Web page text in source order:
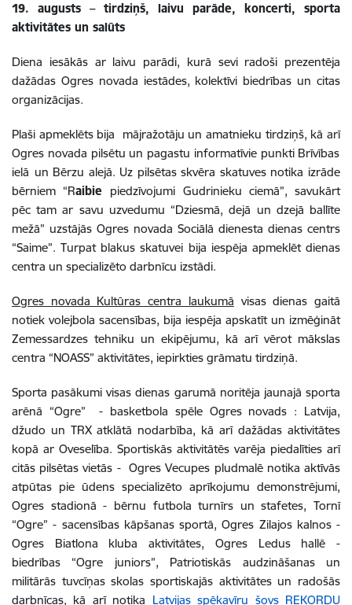
19. augusts – tirdziņš, laivu parāde, koncerti, sporta
aktivitātes un salūts
Diena iesākās ar laivu parādi, kurā sevi radoši prezentēja
dažādas Ogres novada iestādes, kolektīvi biedrības un citas
organizācijas.
Plaši apmeklēts bija mājražotāju un amatnieku tirdziņš, kā arī
Ogres novada pilsētu un pagastu informatīvie punkti Brīvības
ielā un Bērzu alejā. Uz pilsētas skvēra skatuves notika izrāde
bērniem “Raibie piedzīvojumi Gudrinieku ciemā”, savukārt
pēc tam ar savu uzvedumu “Dziesmā, dejā un dzejā ballīte
mežā” uzstājās Ogres novada Sociālā dienesta dienas centrs
“Saime”. Turpat blakus skatuvei bija iespēja apmeklēt dienas
centra un specializēto darbnīcu izstādi.
Ogres novada Kultūras centra laukumā visas dienas gaitā
notiek volejbola sacensības, bija iespēja apskatīt un izmēģināt
Zemessardzes tehniku un ekipējumu, kā arī vērot mākslas
centra “NOASS” aktivitātes, iepirkties grāmatu tirdziņā.
Sporta pasākumi visas dienas garumā noritēja jaunajā sporta
arēnā “Ogre” - basketbola spēle Ogres novads : Latvija,
džudo un TRX atklātā nodarbība, kā arī dažādas aktivitātes
kopā ar Oveselība. Sportiskās aktivitātēs varēja piedalīties arī
citās pilsētas vietās - Ogres Vecupes pludmalē notika aktīvās
atpūtas pie ūdens specializēto aprīkojumu demonstrējumi,
Ogres stadionā - bērnu futbola turnīrs un stafetes, Tornī
“Ogre” - sacensības kāpšanas sportā,Ogres Zilajos kalnos -
Ogres Biatlona kluba aktivitātes, Ogres Ledus hallē -
biedrības “Ogre juniors”, Patriotiskās audzināšanas un
militārās tuvcīņas skolas sportiskajās aktivitātes un radošās
darbnīcas, kā arī notika Latvijas spēkavīru šovs REKORDU